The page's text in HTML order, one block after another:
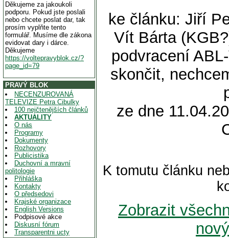
Děkujeme za jakoukoli
podporu. Pokud jste poslali
nebo chcete poslat dar, tak
prosím vyplňte tento
formulář. Musíme dle zákona
evidovat dary i dárce.
Děkujeme
https://voltepravyblok.cz/?
page_id=79
PRAVÝ BLOK
NECENZUROVANÁ
TELEVIZE Petra Cibulky
100 nejčtenějších článků
AKTUALITY
O nás
Programy
Dokumenty
Rozhovory
Publicistika
Duchovní a mravní
politologie
Přihláška
Kontakty
O předsedovi
Krajské organizace
English Versions
Podpisové akce
Diskusní fórum
Transparentni ucty
ke článku: Jiří
Vít Bárta
podvracení
skončit,
ze dne
K tomutu článku
Zobrazit